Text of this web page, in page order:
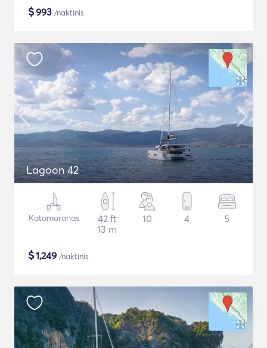
$993 /naktinis
Lagoon 42
Katamaranas
42 ft
13 m
10 4 5
$1,249 /naktinis